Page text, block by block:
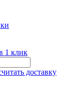
1 клик
доставку